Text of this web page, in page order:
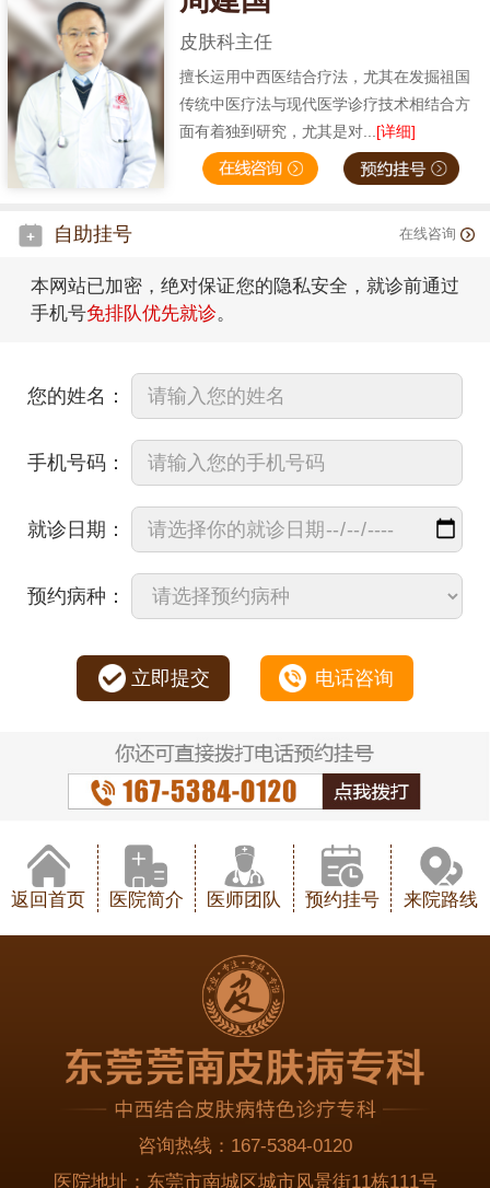
皮肤科主任
擅长运用中西医结合疗法，尤其在发掘祖国
传统中医疗法与现代医学诊疗技术相结合方
面有着独到研究，尤其是对...[详细]
自助挂号 在线咨询
本网站已加密，绝对保证您的隐私安全，就诊前通过
手机号免排队优先就诊。
您的姓名：
手机号码：
就诊日期：
预约病种：
立即提交 电话咨询
返回首页 医院简介 医师团队 预约挂号 来院路线
咨询热线： 167-5384-0120
医院地址： 东莞市南城区城市风景街11栋111号